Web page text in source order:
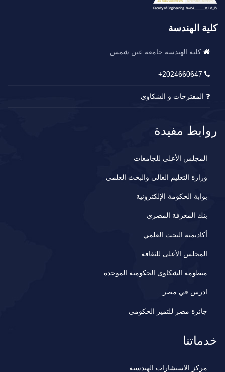
كلية الهندسة
كلية الهندسة جامعة عين شمس
2024660647+
المقترحات و الشكاوي
روابط مفيدة
المجلس الأعلى للجامعات
وزارة التعليم العالي والبحث العلمي
بوابة الحكومة الإلكترونية
بنك المعرفة المصري
أكاديمية البحث العلمي
المجلس الأعلى للثقافة
منظومة الشكاوى الحكومية الموحدة
ادرس في مصر
جائزة مصر للتميز الحكومي
خدماتنا
مركز الاستشارات الهندسية